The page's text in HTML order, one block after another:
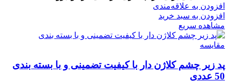
افزودن به علاقه‌مندی
افزودن به سبد خرید
مشاهده سریع
مقایسه
پد زیر چشم کلاژن دار با کیفیت تضمینی و با بسته بندی
50 عددی